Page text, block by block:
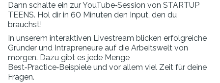
Dann schalte ein zur YouTube‑Session von STARTUP
TEENS. Hol dir in 60 Minuten den Input, den du
brauchst!
In unserem interaktiven Livestream blicken erfolgreiche
Gründer und Intrapreneure auf die Arbeitswelt von
morgen. Dazu gibt es jede Menge
Best‑Practice‑Beispiele und vor allem viel Zeit für deine
Fragen.